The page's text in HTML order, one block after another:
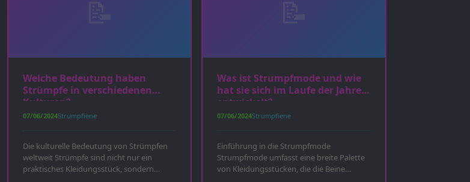
Welche Bedeutung haben
Strümpfe in verschiedenen
Kulturen?
07/06/2024Strumpfiene
Die kulturelle Bedeutung von Strümpfen
weltweit Strümpfe sind nicht nur ein
praktisches Kleidungsstück, sondern
Was ist Strumpfmode und wie
hat sie sich im Laufe der Jahre
entwickelt?
07/06/2024Strumpfiene
Einführung in die Strumpfmode
Strumpfmode umfasst eine breite Palette
von Kleidungsstücken, die die Beine